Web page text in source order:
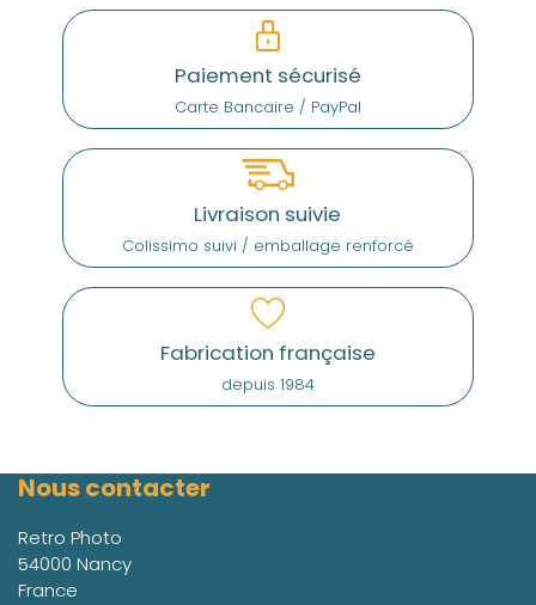
Paiement sécurisé
Carte Bancaire / PayPal
Livraison suivie
Colissimo suivi / emballage renforcé
Fabrication française
depuis 1984
Nous contacter
Retro Photo
54000 Nancy
France